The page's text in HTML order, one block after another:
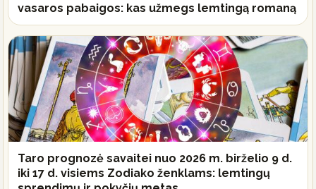
vasaros pabaigos: kas užmegs lemtingą romaną
Taro prognozė savaitei nuo 2026 m. birželio 9 d.
iki 17 d. visiems Zodiako ženklams: lemtingų